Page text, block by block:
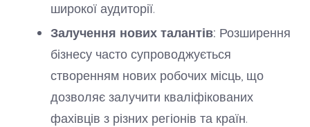
широкої аудиторії.
Залучення нових талантів: Розширення
бізнесу часто супроводжується
створенням нових робочих місць, що
дозволяє залучити кваліфікованих
фахівців з різних регіонів та країн.